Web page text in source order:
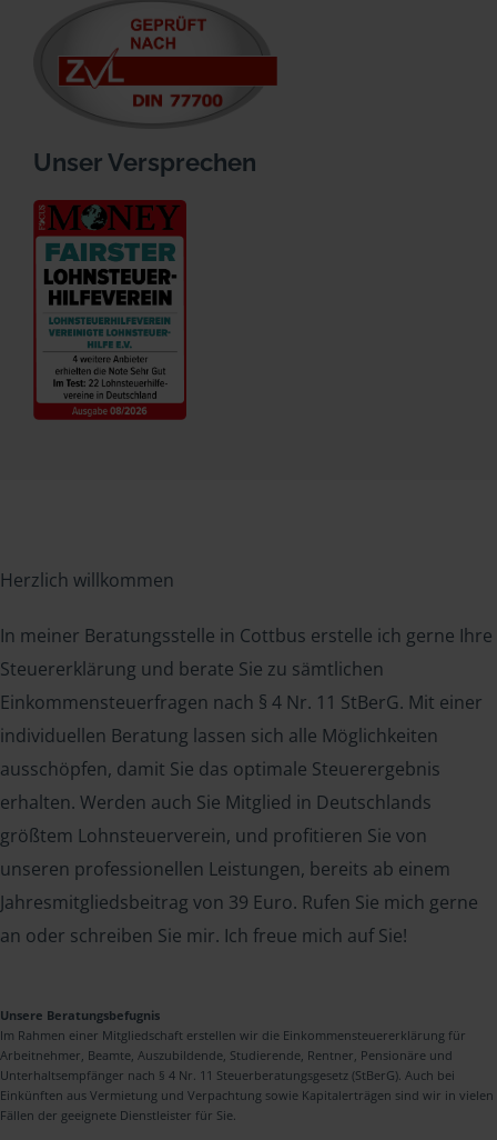
Unser Versprechen
Herzlich willkommen
In meiner Beratungsstelle in Cottbus erstelle ich gerne Ihre
Steuererklärung und berate Sie zu sämtlichen
Einkommensteuerfragen nach § 4 Nr. 11 StBerG. Mit einer
individuellen Beratung lassen sich alle Möglichkeiten
ausschöpfen, damit Sie das optimale Steuerergebnis
erhalten. Werden auch Sie Mitglied in Deutschlands
größtem Lohnsteuerverein, und profitieren Sie von
unseren professionellen Leistungen, bereits ab einem
Jahresmitgliedsbeitrag von 39 Euro. Rufen Sie mich gerne
an oder schreiben Sie mir. Ich freue mich auf Sie!
Unsere Beratungsbefugnis
Im Rahmen einer Mitgliedschaft erstellen wir die Einkommensteuererklärung für
Arbeitnehmer, Beamte, Auszubildende, Studierende, Rentner, Pensionäre und
Unterhaltsempfänger nach § 4 Nr. 11 Steuerberatungsgesetz (StBerG). Auch bei
Einkünften aus Vermietung und Verpachtung sowie Kapitalerträgen sind wir in vielen
Fällen der geeignete Dienstleister für Sie.